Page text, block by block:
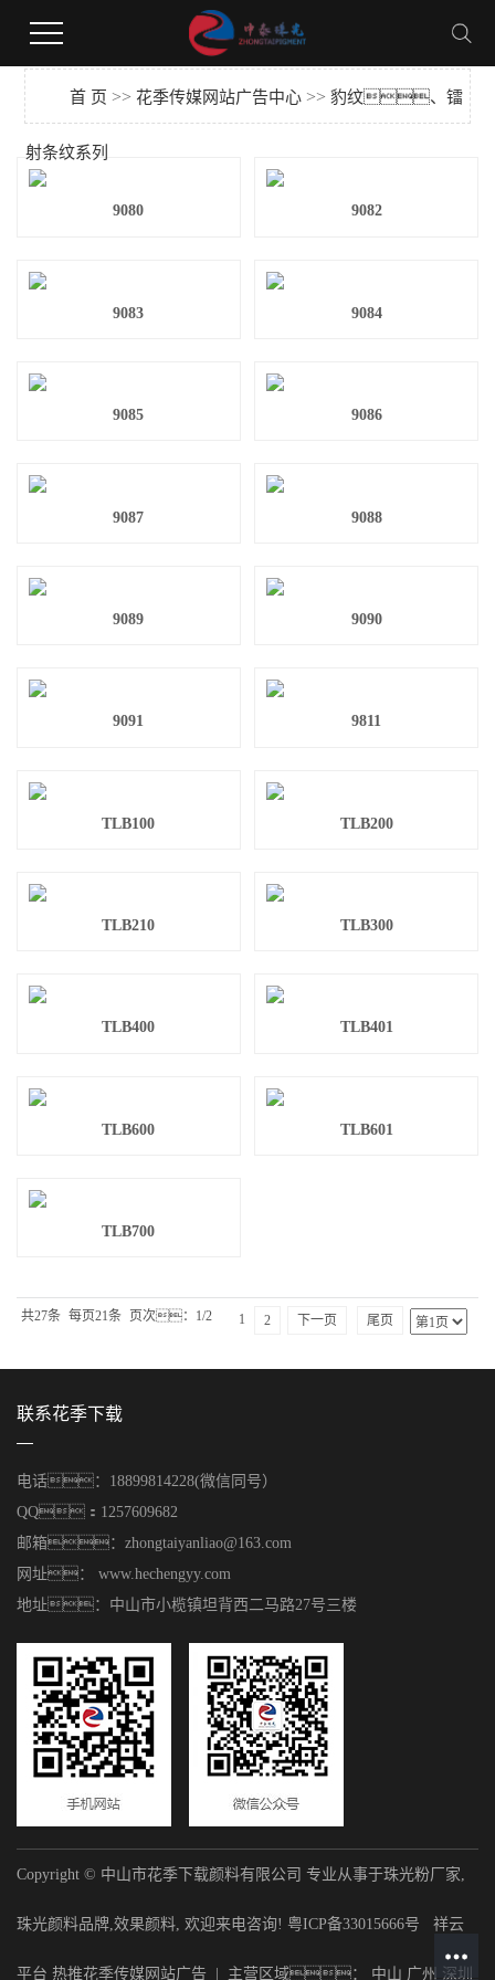
花季下载,花季传媒网站广告,花季视频黄版,花季传媒安装网站
首 页 >> 花季传媒网站广告中心 >>豹纹、镭
射条纹系列
9080 9082
9083 9084
9085 9086
9087 9088
9089 9090
9091 9811
TLB100 TLB200
TLB210 TLB300
TLB400 TLB401
TLB600 TLB601
TLB700
共27条 每页21条 页次：1/2 1 2 下一页 尾页
联系花季下载
电话：18899814228(微信同号）
QQ：1257609682
邮箱：zhongtaiyanliao@163.com
网址： www.hechengyy.com
地址：中山市小榄镇坦背西二马路27号三楼
Copyright © 中山市花季下载颜料有限公司 专业从事于珠光粉厂家,
珠光颜料品牌,效果颜料, 欢迎来电咨询! 粤ICP备33015666号 祥云
平台 热推花季传媒网站广告 | 主营区域： 中山 广州 深圳